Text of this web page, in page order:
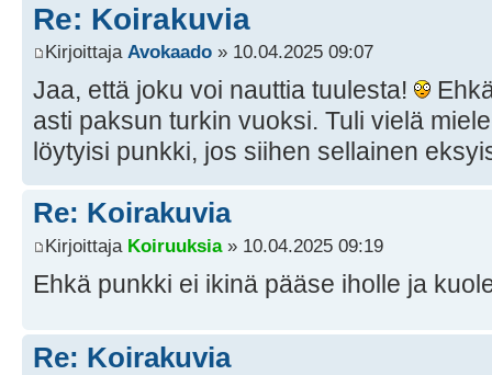
Re: Koirakuvia
Kirjoittaja Avokaado » 10.04.2025 09:07
Jaa, että joku voi nauttia tuulesta!
asti paksun turkin vuoksi. Tuli vielä
löytyisi punkki, jos siihen sellainen
Re: Koirakuvia
Kirjoittaja Koiruuksia» 10.04.2025 09:19
Ehkä punkki ei ikinä pääse iholle ja
Re: Koirakuvia